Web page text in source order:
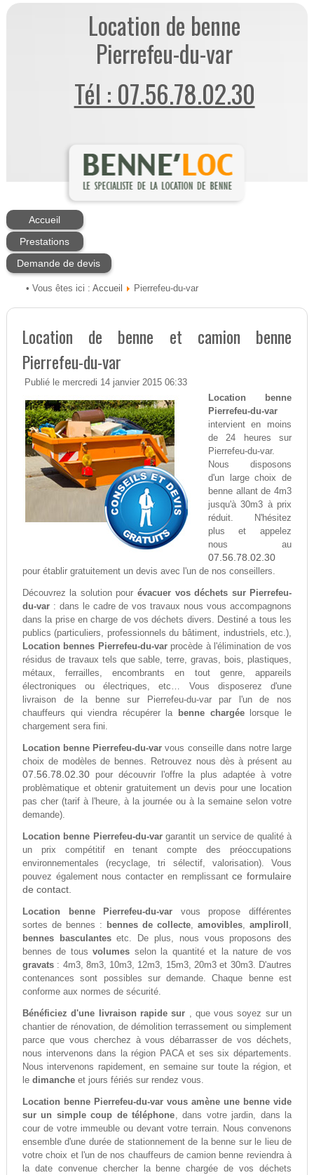
Location de benne
Pierrefeu-du-var
Tél : 07.56.78.02.30
Accueil
Prestations
Demande de devis
• Vous êtes ici : Accueil Pierrefeu-du-var
Location de benne et camion benne
Pierrefeu-du-var
Publié le mercredi 14 janvier 2015 06:33
Location benne
Pierrefeu-du-var
intervient en moins
de 24 heures sur
Pierrefeu-du-var.
Nous disposons
d'un large choix de
benne allant de 4m3
jusqu'à 30m3 à prix
réduit. N'hésitez
plus et appelez
nous au
07.56.78.02.30
pour établir gratuitement un devis avec l'un de nos conseillers.
Découvrez la solution pour évacuer vos déchets sur Pierrefeu-
du-var: dans le cadre de vos travaux nous vous accompagnons
dans la prise en charge de vos déchets divers. Destiné a tous les
publics (particuliers, professionnels du bâtiment, industriels, etc.),
Location bennes Pierrefeu-du-varprocède à l'élimination de vos
résidus de travaux tels que sable, terre, gravas, bois, plastiques,
métaux, ferrailles, encombrants en tout genre, appareils
électroniques ou électriques, etc… Vous disposerez d'une
livraison de la benne sur Pierrefeu-du-var par l'un de nos
chauffeurs qui viendra récupérer la benne chargéelorsque le
chargement sera fini.
Location benne Pierrefeu-du-var vous conseille dans notre large
choix de modèles de bennes. Retrouvez nous dès à présent au
07.56.78.02.30pour découvrir l'offre la plus adaptée à votre
problèmatique et obtenir gratuitement un devis pour une location
pas cher (tarif à l'heure, à la journée ou à la semaine selon votre
demande).
Location benne Pierrefeu-du-vargarantit un service de qualité à
un prix compétitif en tenant compte des préoccupations
environnementales (recyclage, tri sélectif, valorisation). Vous
pouvez également nous contacter en remplissantce formulaire
de contact.
Location benne Pierrefeu-du-var vous propose différentes
sortes de bennes : bennes de collecte, amovibles,ampliroll ,
bennes basculantesetc. De plus, nous vous proposons des
bennes de tousvolumes selon la quantité et la nature de vos
gravats: 4m3, 8m3, 10m3, 12m3, 15m3, 20m3 et 30m3. D'autres
contenances sont possibles sur demande. Chaque benne est
conforme aux normes de sécurité.
Bénéficiez d'une livraison rapide sur , que vous soyez sur un
chantier de rénovation, de démolition terrassement ou simplement
parce que vous cherchez à vous débarrasser de vos déchets,
nous intervenons dans la région PACA et ses six départements.
Nous intervenons rapidement, en semaine sur toute la région, et
le dimancheet jours fériés sur rendez vous.
Location benne Pierrefeu-du-var vous amène une benne vide
sur un simple coup de téléphone, dans votre jardin, dans la
cour de votre immeuble ou devant votre terrain. Nous convenons
ensemble d'une durée de stationnement de la benne sur le lieu de
votre choix et l'un de nos chauffeurs de camion benne reviendra à
la date convenue chercher la benne chargée de vos déchets